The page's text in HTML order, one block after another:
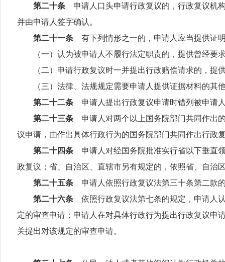
第二十条 申请人口头申请行政复议的，行政复议机
并由申请人签字确认。
第二十一条 有下列情形之一的，申请人应当提供证
（一）认为被申请人不履行法定职责的，提供曾经要
（二）申请行政复议时一并提出行政赔偿请求的，提
（三）法律、法规规定需要申请人提供证据材料的其
第二十二条 申请人提出行政复议申请时错列被申请
第二十三条 申请人对两个以上国务院部门共同作出
议申请，由作出具体行政行为的国务院部门共同作出行政
第二十四条 申请人对经国务院批准实行省以下垂直
政复议；省、自治区、直辖市另有规定的，依照省、自治
第二十五条 申请人依照行政复议法第三十条第二款
第二十六条 依照行政复议法第七条的规定，申请人
定的审查申请；申请人在对具体行政行为提出行政复议申
关提出对该规定的审查申请。